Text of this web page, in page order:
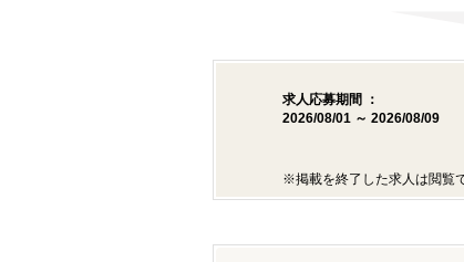
求人応募期間 ：
2026/08/01 ～ 2026/08/09
※掲載を終了した求人は閲覧